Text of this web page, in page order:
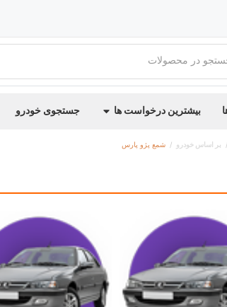
در محصولات
بیشترین درخواست ها جستجوی خودرو
بر اساس خودرو شمع پژو پارس